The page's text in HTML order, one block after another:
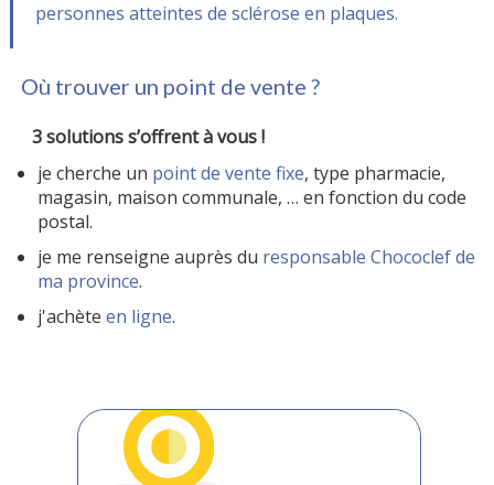
personnes atteintes de sclérose en plaques.
Où trouver un point de vente ?
3 solutions s’offrent à vous !
je cherche un point de vente fixe, type pharmacie,
magasin, maison communale, … en fonction du code
postal.
je me renseigne auprès du responsable Chococlef de
ma province.
j'achète en ligne.